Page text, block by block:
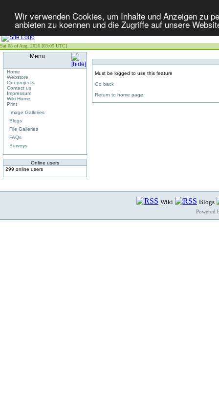
Wir verwenden Cookies, um Inhalte und Anzeigen zu
anbieten zu koennen und die Zugriffe auf unsere
Sat 08 of Aug, 2026 [03:05 UTC]
Menu
Home
Webstore
Our projects
Contact us
Impressum
Wiki Home
Print
Image Galleries
Blogs
File Galleries
FAQs
Surveys
Online users
299 online users
Must be logged to use this feature
Go back
Return to home page
Wiki Blogs
Powered